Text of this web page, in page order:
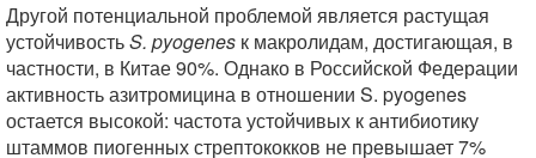
Другой потенциальной проблемой является растущая
устойчивостьS. pyogenes к макролидам, достигающая, в
частности, в Китае 90%. Однако в Российской Федерации
активность азитромицина в отношении S. pyogenes
остается высокой: частота устойчивых к антибиотику
штаммов пиогенных стрептококков не превышает 7%